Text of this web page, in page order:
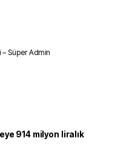
Süper Admin
914 milyon liralık